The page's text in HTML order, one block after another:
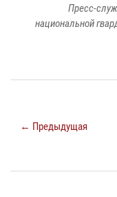
Пресс-
национальной
← Предыдущая